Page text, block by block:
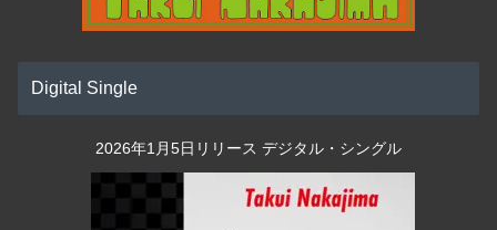
Digital Single
2026年1月5日リリース デジタル・シングル